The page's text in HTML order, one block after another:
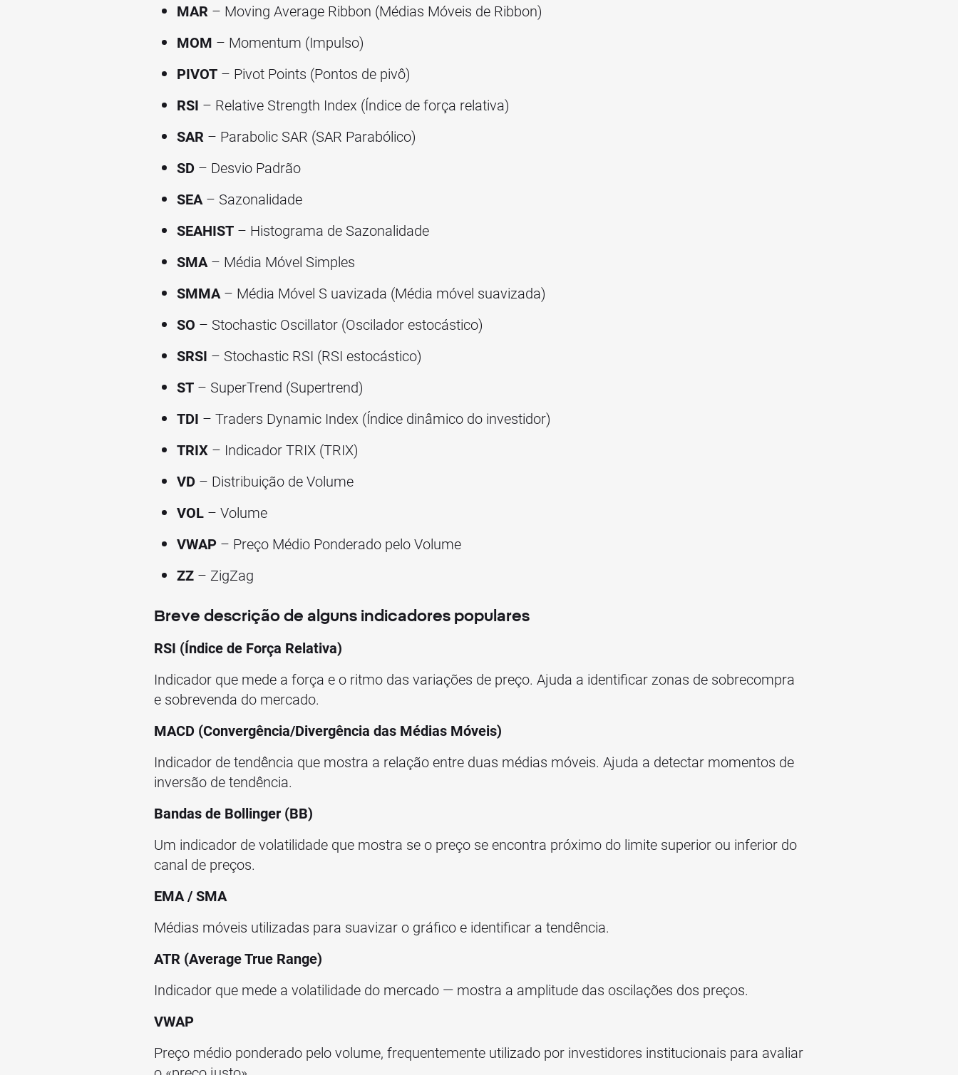
MAR – Moving Average Ribbon (Médias Móveis de Ribbon)
MOM – Momentum (Impulso)
PIVOT – Pivot Points (Pontos de pivô)
RSI – Relative Strength Index (Índice de força relativa)
SAR – Parabolic SAR (SAR Parabólico)
SD – Desvio Padrão
SEA – Sazonalidade
SEAHIST – Histograma de Sazonalidade
SMA – Média Móvel Simples
SMMA – Média Móvel S uavizada (Média móvel suavizada)
SO – Stochastic Oscillator (Oscilador estocástico)
SRSI – Stochastic RSI (RSI estocástico)
ST – SuperTrend (Supertrend)
TDI – Traders Dynamic Index (Índice dinâmico do investidor)
TRIX – Indicador TRIX (TRIX)
VD – Distribuição de Volume
VOL – Volume
VWAP – Preço Médio Ponderado pelo Volume
ZZ – ZigZag
Breve descrição de alguns indicadores populares
RSI (Índice de Força Relativa)
Indicador que mede a força e o ritmo das variações de preço. Ajuda a identificar zonas de sobrecompra
e sobrevenda do mercado.
MACD (Convergência/Divergência das Médias Móveis)
Indicador de tendência que mostra a relação entre duas médias móveis. Ajuda a detectar momentos de
inversão de tendência.
Bandas de Bollinger (BB)
Um indicador de volatilidade que mostra se o preço se encontra próximo do limite superior ou inferior do
canal de preços.
EMA / SMA
Médias móveis utilizadas para suavizar o gráfico e identificar a tendência.
ATR (Average True Range)
Indicador que mede a volatilidade do mercado — mostra a amplitude das oscilações dos preços.
VWAP
Preço médio ponderado pelo volume, frequentemente utilizado por investidores institucionais para avaliar